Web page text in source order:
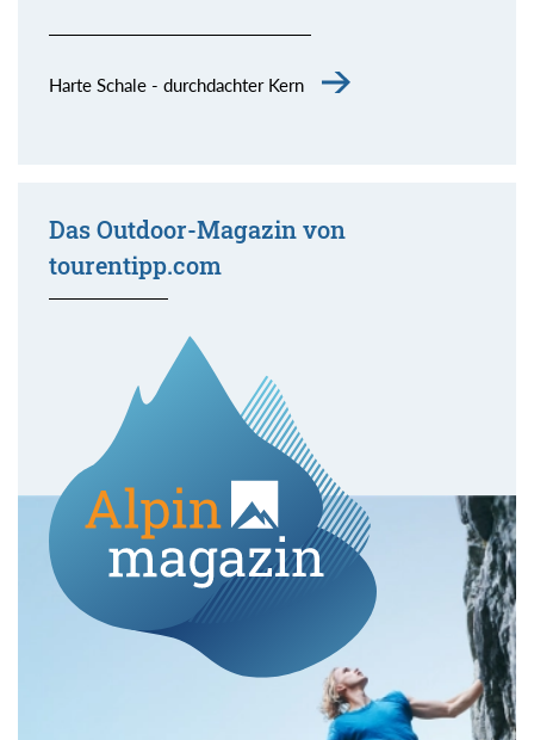
Harte Schale - durchdachter Kern
Das Outdoor-Magazin von
tourentipp.com